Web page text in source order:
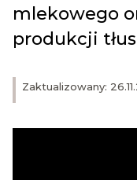
Zaktualizowany:
mlekowego
produkcji